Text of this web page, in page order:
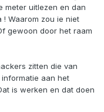
meter uitlezen en dan
Waarom zou ie niet
gewoon door het raam
zitten die van
aan het
is werken en dat doen